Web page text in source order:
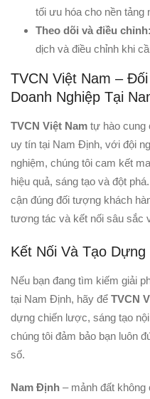
tối ưu hóa cho nền tảng
Theo dõi và điều chỉnh:
dịch và điều chỉnh khi
TVCN Việt Nam –
Doanh Nghiệp Tại
TVCN Việt Nam tự hào cung
uy tín tại Nam Định, với đội
nghiệm, chúng tôi cam kết
hiệu quả, sáng tạo và đột
cận đúng đối tượng khách
tương tác và kết nối sâu sắc
Kết Nối Và Tạo
Nếu bạn đang tìm kiếm giải
tại Nam Định, hãy để TVCN
dựng chiến lược, sáng tạo
chúng tôi đảm bảo bạn luôn
số.
Nam Định – mảnh đất không